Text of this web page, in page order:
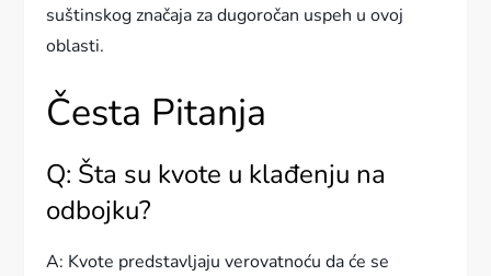
suštinskog značaja za dugoročan uspeh u ovoj
oblasti.
Česta Pitanja
Q: Šta su kvote u klađenju na
odbojku?
A: Kvote predstavljaju verovatnoću da će se